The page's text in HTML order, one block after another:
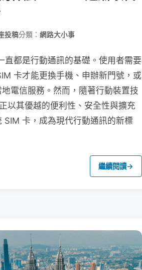
投稿分類： 網路大小事
直都是行動通訊的基礎。使用者需要
卡才能更換手機、申辦新門號，或
電信服務。然而，隨著行動裝置技
以其優越的便利性、安全性與擴充
SIM 卡，成為現代行動通訊的新標
繼續閱讀→